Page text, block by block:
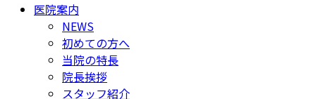
医院案内
NEWS
初めての方へ
当院の特長
院長挨拶
スタッフ紹介